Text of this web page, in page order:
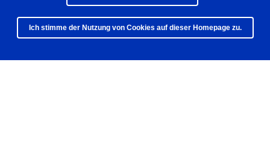
Ich stimme der Nutzung von Cookies auf dieser Homepage zu.